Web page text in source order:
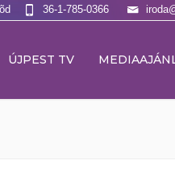
36-1-785-0366
ÚJPEST TV